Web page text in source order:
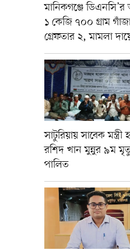
মানিকগঞ্জে ডিএনসি’র
১ কেজি ৭০০ গ্রাম
গ্রেফতার ২, মামলা
সাটুরিয়ায় সাবেক মন্ত্রী
রশিদ খান মুন্নুর ৯ম
পালিত